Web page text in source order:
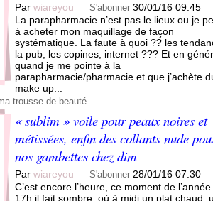
Parwiareyou S'abonner 30/01/16 09:45
La parapharmacie n’est pas le lieux ou je
à acheter mon maquillage de façon
systématique. La faute à quoi ?? les
la pub, les copines, internet ??? Et en
quand je me pointe à la
parapharmacie/pharmacie et que j’achète
make up...
trousse de beauté
« sublim » voile pour peaux noires et
métissées, enfin des collants nude
nos gambettes chez dim
Parwiareyou S'abonner 28/01/16 07:30
C’est encore l’heure, ce moment de
17h il fait sombre, où à midi un plat chaud,